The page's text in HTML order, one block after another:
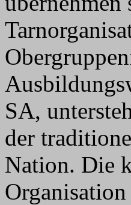
SA,
der
Nation. Die